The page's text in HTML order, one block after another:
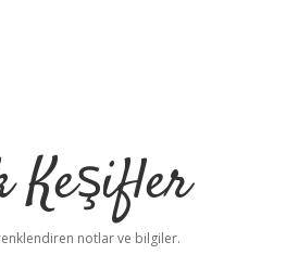
Keşifler
notlar ve bilgiler.